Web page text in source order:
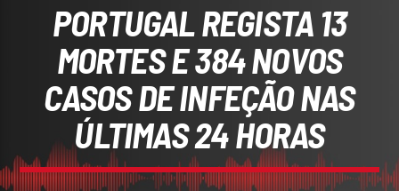
PORTUGAL REGISTA 13
MORTES E 384 NOVOS
CASOS DE INFEÇÃO NAS
ÚLTIMAS 24 HORAS